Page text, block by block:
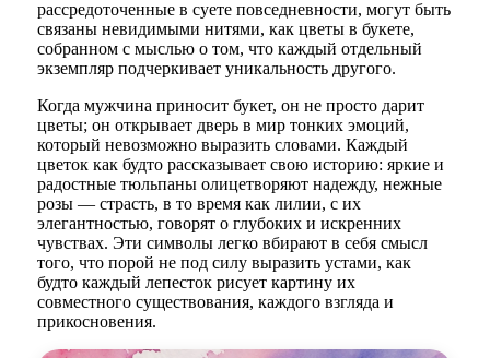
рассредоточенные в суете повседневности, могут быть
связаны невидимыми нитями, как цветы в букете,
собранном с мыслью о том, что каждый отдельный
экземпляр подчеркивает уникальность другого.
Когда мужчина приносит букет, он не просто дарит
цветы; он открывает дверь в мир тонких эмоций,
который невозможно выразить словами. Каждый
цветок как будто рассказывает свою историю: яркие и
радостные тюльпаны олицетворяют надежду, нежные
розы — страсть, в то время как лилии, с их
элегантностью, говорят о глубоких и искренних
чувствах. Эти символы легко вбирают в себя смысл
того, что порой не под силу выразить устами, как
будто каждый лепесток рисует картину их
совместного существования, каждого взгляда и
прикосновения.